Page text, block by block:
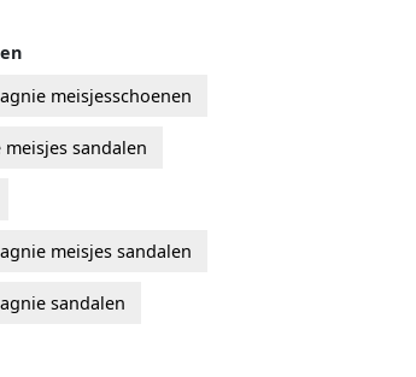
meisjesschoenen
sandalen
meisjes sandalen
sandalen